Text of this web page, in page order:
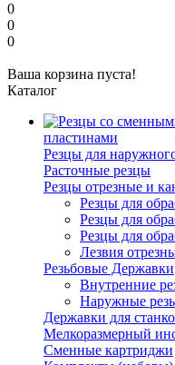
0
0
0
Ваша корзина пуста!
Каталог
пластинами
Резцы для
Расточные резцы
Резцы отрезные и
Резцы для
Резцы для
Резцы для
Лезвия
Резьбовые Державки
Внутренние
Наружные
Державки для
Мелкоразмерный
Сменные картриджи